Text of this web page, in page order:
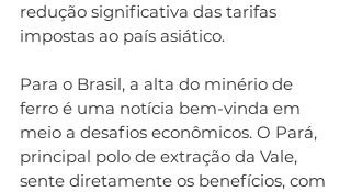
redução significativa das tarifas
impostas ao país asiático.
Para o Brasil, a alta do minério de
ferro é uma notícia bem-vinda em
meio a desafios econômicos. O Pará,
principal polo de extração da Vale,
sente diretamente os benefícios, com